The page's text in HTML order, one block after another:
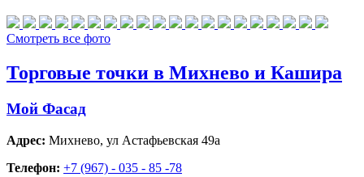
Смотреть все фото
Торговые точки в Михнево и Кашира
Мой Фасад
Адрес: Михнево, ул Астафьевская 49а
Телефон: +7 (967) - 035 - 85 -78